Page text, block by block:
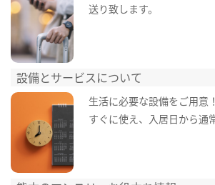
送り致します。
設備とサービスについて
生活に必要な設備をご用意
すぐに使え、入居日から通